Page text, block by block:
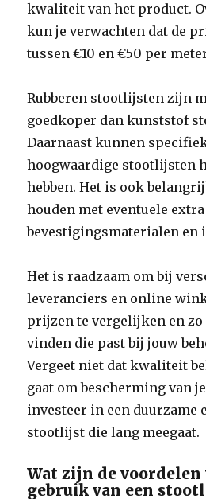
kwaliteit van het product.
kun je verwachten dat de
tussen €10 en €50 per
Rubberen stootlijsten zijn
goedkoper dan kunststof
Daarnaast kunnen
hoogwaardige stootlijsten
hebben. Het is ook
houden met eventuele
bevestigingsmaterialen en
Het is raadzaam om bij
leveranciers en online
prijzen te vergelijken en zo
vinden die past bij jouw
Vergeet niet dat kwaliteit
gaat om bescherming van
investeer in een duurzame
stootlijst die lang meegaat.
Wat zijn de voordelen
gebruik van een